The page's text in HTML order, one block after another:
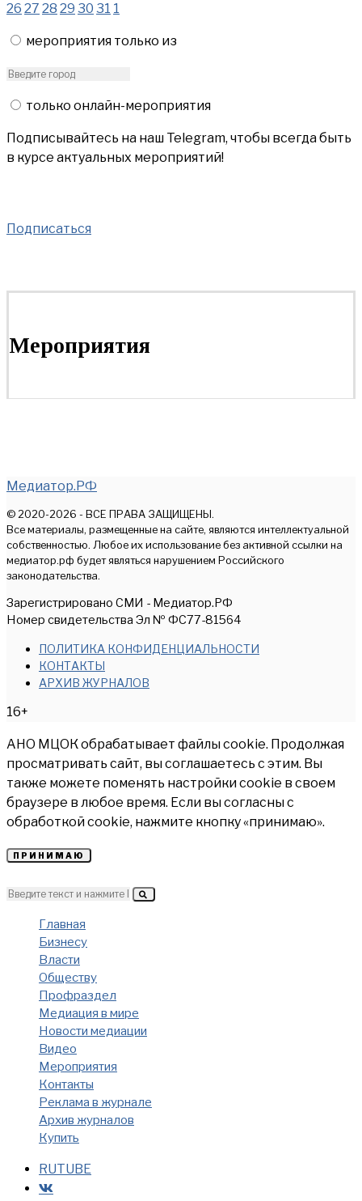
26 27 28 29 30 31 1
мероприятия только из
только онлайн-мероприятия
Подписывайтесь на наш Telegram, чтобы всегда быть
в курсе актуальных мероприятий!
Подписаться
Мероприятия
Медиатор.РФ
© 2020-2026 - ВСЕ ПРАВА ЗАЩИЩЕНЫ.
Все материалы, размещенные на сайте, являются интеллектуальной
собственностью. Любое их использование без активной ссылки на
медиатор.рф будет являться нарушением Российского
законодательства.
Зарегистрировано СМИ - Медиатор.РФ
Номер свидетельства Эл № ФС77-81564
ПОЛИТИКА КОНФИДЕНЦИАЛЬНОСТИ
КОНТАКТЫ
АРХИВ ЖУРНАЛОВ
16+
АНО МЦОК обрабатывает файлы cookie. Продолжая
просматривать сайт, вы соглашаетесь с этим. Вы
также можете поменять настройки cookie в своем
браузере в любое время. Если вы согласны с
обработкой cookie, нажмите кнопку «принимаю».
ПРИНИМАЮ
Главная
Бизнесу
Власти
Обществу
Профраздел
Медиация в мире
Новости медиации
Видео
Мероприятия
Контакты
Реклама в журнале
Архив журналов
Купить
RUTUBE